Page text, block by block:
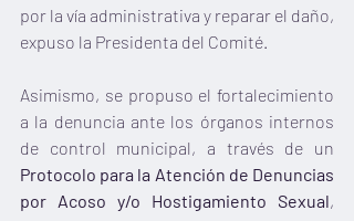
por la vía administrativa y reparar el daño,
expuso la Presidenta del Comité.
Asimismo, se propuso el fortalecimiento
a la denuncia ante los órganos internos
de control municipal, a través de un
Protocolo para la Atención de Denuncias
por Acoso y/o Hostigamiento Sexual,